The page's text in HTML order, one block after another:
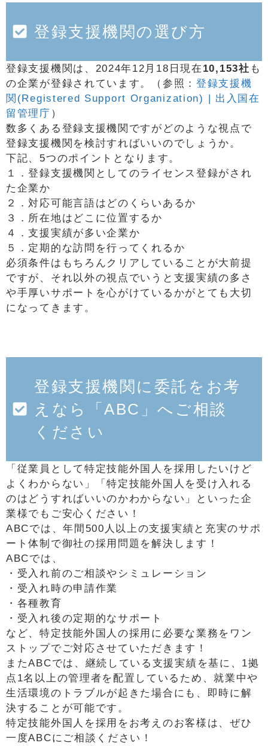
登録支援機関の選び方
登録支援機関は、2024年12月18日現在 10,153社 も
の企業が登録されています。（参照： 登録支援機
関(Registered Support Organization) | 出入国在
留管理庁 ）
数多くある登録支援機関ですがどのような視点で
登録支援機関を検討すればいいのでしょうか。
下記、5つのポイントとなります。
１．登録支援機関としてのライセンス登録がされ
た企業か
２．対応可能言語はどのくらいあるか
３．所在地はどこに位置するか
４．支援実績が多い企業か
５．定期的な訪問を行ってくれるか
必須条件はもちろんクリアしていることが大前提
ですが、それ以外の視点でいうと支援実績の多さ
や手厚いサポートを心がけているかがとても大切
になってきます。
登録支援機関に委託をお考
えなら「ABC」へご相談
ください
「従業員として特定技能外国人を採用したいけど
よくわからない」「特定技能外国人を受け入れる
のはどうすればいいのかわからない」といった企
業様でもご安心ください！
ABCでは、年間500人以上の支援実績と充実のサポ
ート体制で御社の採用問題を解決します！
ABCでは、
・受入れ前のご相談やシミュレーション
・受入れ時の申請作業
・各種教育
・受入れ後の定期的なサポート
など、特定技能外国人の採用に必要な業務をワン
ストップでご対応させていただきます！
またABCでは、継続している支援実績を基に、1拠
点1名以上の管理者を配置しているため、就業中や
生活環境のトラブルが起きた場合にも、即時に解
決することが可能です。
特定技能外国人を採用をお考えのお客様は、ぜひ
一度ABCにご相談ください！